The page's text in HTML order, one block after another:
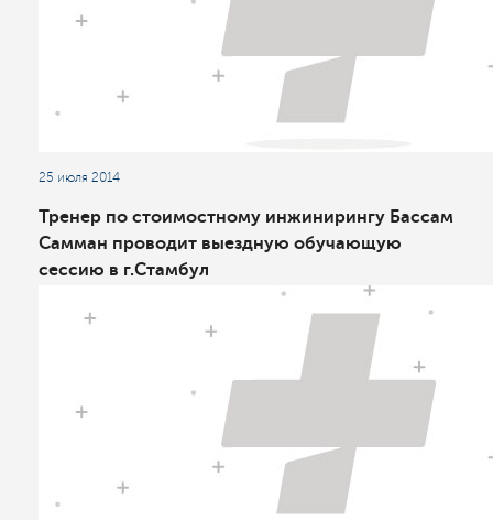
25 июля 2014
Тренер по стоимостному инжинирингу Бассам
Самман проводит выездную обучающую
сессию в г.Стамбул